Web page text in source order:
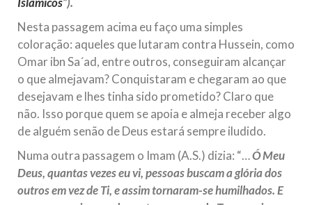
Nesta passagem acima eu faço uma simples
coloração: aqueles que lutaram contra Hussein, como
Omar ibn Sa´ad, entre outros, conseguiram alcançar
o que almejavam? Conquistaram e chegaram ao que
desejavam e lhes tinha sido prometido? Claro que
não. Isso porque quem se apoia e almeja receber algo
de alguém senão de Deus estará sempre iludido.
Numa outra passagem o Imam (A.S.) dizia: “…Ó Meu
Deus, quantas vezes eu vi, pessoas buscam a glória dos
outros em vez de Ti, e assim tornaram-se humilhados. E